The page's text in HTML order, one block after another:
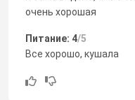
очень хорошая
Питание: 4/5
Все хорошо, кушала